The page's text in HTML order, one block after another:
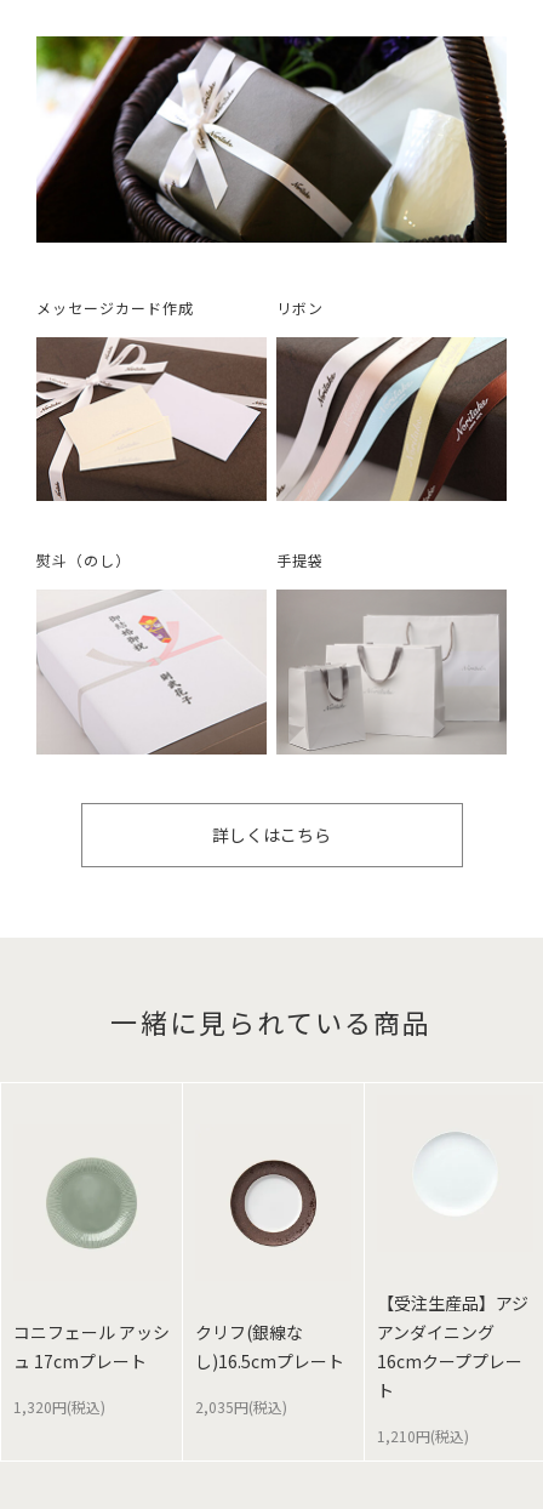
メッセージカード作成 リボン
熨斗（のし） 手提袋
詳しくはこちら
一緒に見られている商品
コニフェール アッシ
ュ 17cmプレート
1,320円(税込)
クリフ(銀線な
し)16.5cmプレート
2,035円(税込)
【受注生産品】アジ
アンダイニング
16cmクーププレー
ト
1,210円(税込)